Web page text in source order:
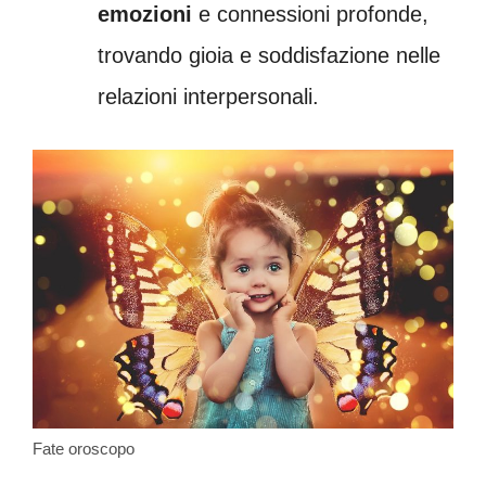
emozioni e connessioni profonde,
trovando gioia e soddisfazione nelle
relazioni interpersonali.
Fate oroscopo